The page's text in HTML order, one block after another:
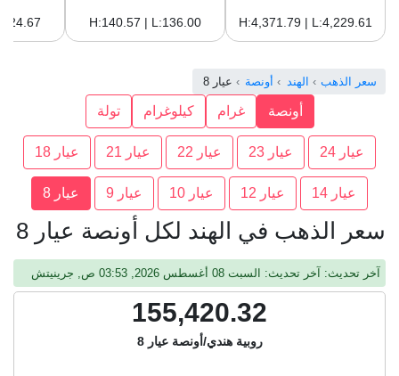
H:4,371.79 | L:4,229.61
H:140.57 | L:136.00
سعر الذهب الهند أونصة عيار 8
أونصة غرام كيلوغرام تولة
عيار 24 عيار 23 عيار 22 عيار 21 عيار 18
عيار 14 عيار 12 عيار 10 عيار 9 عيار 8
سعر الذهب في الهند لكل أونصة عيار 8
آخر تحديث: آخر تحديث: السبت 08 أغسطس 2026, 03:53 ص, جرينيتش
155,420.32
روبية هندي/أونصة عيار 8